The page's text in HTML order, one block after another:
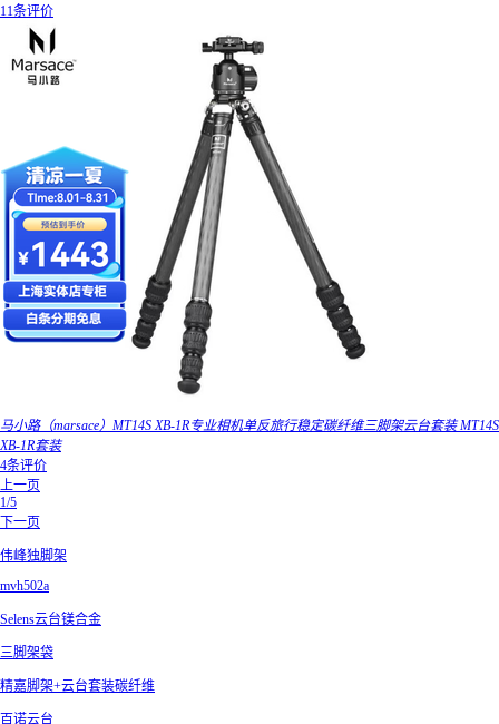
11条评价
马小路（marsace）MT14S XB-1R专业相机单反旅行稳定碳纤维三脚架云台套装 MT14S
XB-1R套装
4条评价
上一页
1/5
下一页
伟峰独脚架
mvh502a
Selens云台镁合金
三脚架袋
精嘉脚架+云台套装碳纤维
百诺云台